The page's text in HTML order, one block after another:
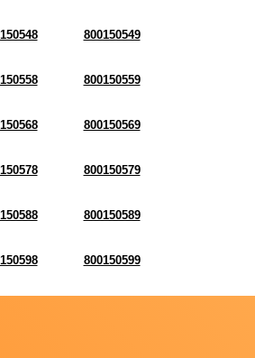
800150549
800150559
800150569
800150579
800150589
800150599